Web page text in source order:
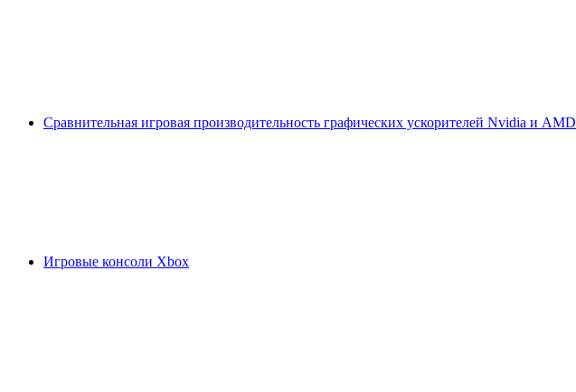
Сравнительная игровая производительность графических ускорителей Nvidia и AMD
Игровые консоли Xbox